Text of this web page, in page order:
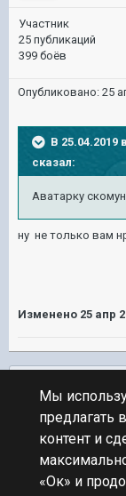
Участник
25 публикаций
399 боёв
Опубликовано: 25
В 25.04.2019
сказал:
Аватарку
ну не только вам
Изменено 25 апр
ПЕРЕЙТИ К
Мы
контент и
«Ок» и